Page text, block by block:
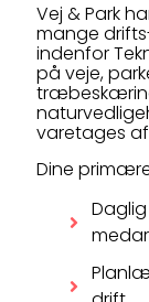
Vej & Park
mange
indenfor
på veje,
varetages
Dine